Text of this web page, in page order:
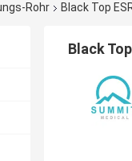
Rohr Black Top
Black